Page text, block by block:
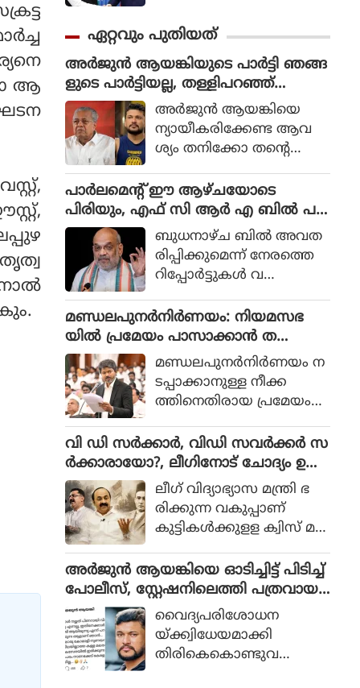
ആ
വികസിക്കുന്നുവെന്ന് ഉറ
പ്പാക്കുക എന്ന പ്രഖ്യാപിത
ലക്ഷ്യത്തോടെയാണ് ഇ
തിന്റെ ആരംഭം. ചടങ്ങില്‍
യുഎന്‍ സെക്രട്ടറി ജനറല്‍
അന്റോണിയോ ഗുട്ടെറസ്
പങ്കെടുത്തു.
ഏറ്റവും പുതിയത്
അർജുൻ ആയങ്കിയുടെ പാർട്ടി ഞങ്ങ
ളുടെ പാർട്ടിയല്ല, തള്ളിപറഞ്ഞ്
സിപിഎം നേതൃത്വംഅര്‍ജുന്‍ ആയങ്കിയെ
ന്യായീകരിക്കേണ്ട ആവ
ശ്യം തനിക്കോ തന്റെ
യാള്‍ക്കെതിരെ നിയമപര
മായ നടപടികള്‍ സ്വീക
രിക്കുന്നതില്‍ തടസ്സങ്ങ
ളില്ലെന്നും പ്രതിപക്ഷ
നേതാവായ പിണറായി
വിജയനാണ് വ്യക്ത
മാക്കിയത്.
പാര്‍ലമെന്റ് ഈ ആഴ്ചയോടെ
പിരിയും, എഫ് സി ആര്‍ എ ബില്‍ പ
ട്ടികയിലില്ല, അമിത് ഷാ മറുപ
ടിയില്ലാതെ മടങ്ങുമോ?
ബുധനാഴ്ച ബില്‍ അവത
രിപ്പിക്കുമെന്ന് നേരത്തെ
റിപ്പോര്‍ട്ടുകള്‍ വ
ദേശകസമിതിയിലെ ധാര
ണപ്രകാരം സര്‍ക്കാര്‍ ത
യ്യാറാക്കിയ പട്ടികയില്‍ 4
ബില്ലുകളാണുള്ളത്.
മണ്ഡലപുനർനിർണയം: നിയമസഭ
യിൽ പ്രമേയം പാസാക്കാൻ ത
മിഴ്‌നാട്, മുഖ്യമന്ത്രി വിളിച്ച യോഗം
ഡിഎംകെ ബഹിഷ്കരിച്ചു
മണ്ഡലപുനര്‍നിര്‍ണയം ന
ടപ്പാക്കാനുള്ള നീക്ക
ത്തിനെതിരായ പ്രമേയം
പാസാക്കാനൊരുങ്ങി ത
മിഴ്നാട്. മുഖ്യമന്ത്രി സി
ജോസഫ് വിജയുടെ
നേതൃത്വത്തില്‍ സംസ്ഥാന
ത്തെ എം പിമാരുമായി നട
ന്ന കൂടിക്കാഴ്ചയ്ക്ക്
പിന്നാലെയാണ്
തീരുമാനം.
വി ഡി സർക്കാർ, വിഡി സവർക്കർ സ
ർക്കാരായോ?, ലീഗിനോട് ചോദ്യം ഉയ
ർത്തി കെ ടി ജലീൽലീഗ് വിദ്യാഭ്യാസ മന്ത്രി ഭ
രിക്കുന്ന വകുപ്പാണ്
കുട്ടികള്‍ക്കുളള ക്വിസ് മ
സമരത്തില്‍ ഏറ്റവും
കൂടുതല്‍ ജയിലില്‍ കിടന്ന
സ്വാതന്ത്ര്യസമര സേനാനി
'സവര്‍ക്കര്‍' ആണെന്ന ത
രത്തില്‍ ഉത്തരം കിട്ടുന്ന
ചോദ്യം ചോദിപ്പിച്ച് സവ
അർജുൻ ആയങ്കിയെ ഓടിച്ചിട്ട് പിടിച്ച്
പോലീസ്, സ്റ്റേഷനിലെത്തി പത്രവായ
ന, കടലിൽ കാണാതായവരെ
കിട്ടിയോ എന്ന് പരിഹാസം
വൈദ്യപരിശോധന
യ്ക്ക്വിധേയമാക്കി
തിരികെകൊണ്ടുവ